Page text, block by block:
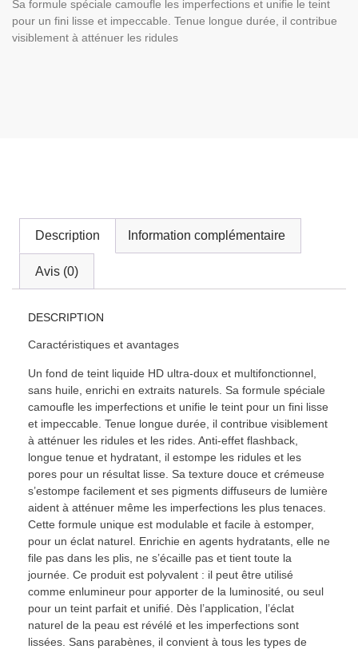
Sa formule spéciale camoufle les imperfections et unifie le teint
pour un fini lisse et impeccable. Tenue longue durée, il contribue
visiblement à atténuer les ridules
Description Information complémentaire
Avis (0)
DESCRIPTION
Caractéristiques et avantages
Un fond de teint liquide HD ultra-doux et multifonctionnel,
sans huile, enrichi en extraits naturels. Sa formule spéciale
camoufle les imperfections et unifie le teint pour un fini lisse
et impeccable. Tenue longue durée, il contribue visiblement
à atténuer les ridules et les rides. Anti-effet flashback,
longue tenue et hydratant, il estompe les ridules et les
pores pour un résultat lisse. Sa texture douce et crémeuse
s’estompe facilement et ses pigments diffuseurs de lumière
aident à atténuer même les imperfections les plus tenaces.
Cette formule unique est modulable et facile à estomper,
pour un éclat naturel. Enrichie en agents hydratants, elle ne
file pas dans les plis, ne s’écaille pas et tient toute la
journée. Ce produit est polyvalent : il peut être utilisé
comme enlumineur pour apporter de la luminosité, ou seul
pour un teint parfait et unifié. Dès l’application, l’éclat
naturel de la peau est révélé et les imperfections sont
lissées. Sans parabènes, il convient à tous les types de